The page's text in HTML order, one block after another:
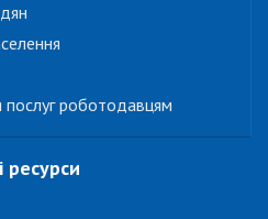
роботодавцям
ресурси